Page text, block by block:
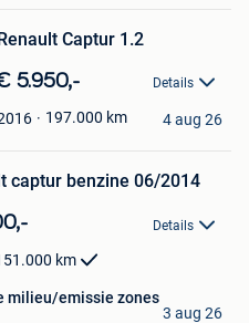
Captur 1.2
5.950,- Details
197.000 km 4 aug 26
captur benzine 06/2014
Details
km
milieu/emissie zones
3 aug 26